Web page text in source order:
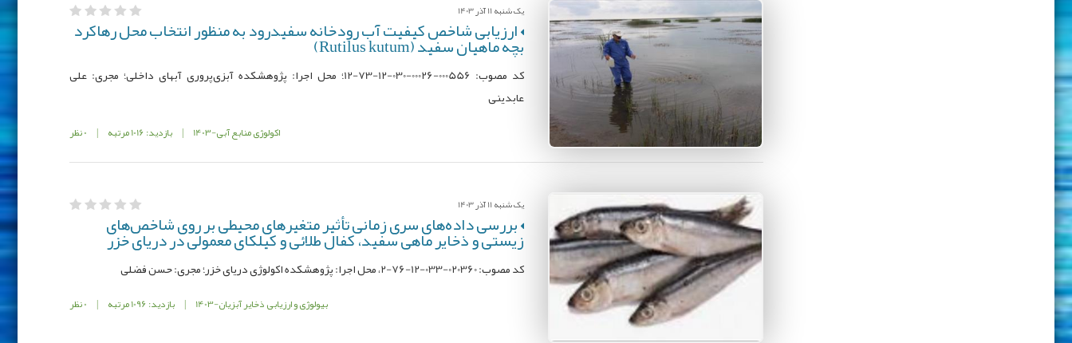
یک شنبه 11 آذر 1403
ارزیابی شاخص کیفیت آب رودخانه سفیدرود به منظور انتخاب محل رهاکرد
بچه ماهیان سفید (Rutilus kutum)
کد مصوب: 000556-00026-030-12-73-12؛ محل اجرا: پژوهشکده آبزی‌پروری آبهای داخلی؛ مجری: علی
عابدینی
اکولوژی منابع آبی-1403 | بازدید: 1016 مرتبه | 0 نظر
یک شنبه 11 آذر 1403
بررسی داده‌های سری زمانی تأثیر متغیرهای محیطی بر روی شاخص‌های
زیستی و ذخایر ماهی سفید، کفال طلائی و کیلکای معمولی در دریای خزر
کد مصوب: 020360-033-12-76-2، محل اجرا: پژوهشکده اکولوژی دریای خزر؛ مجری: حسن فضلی
بیولوژی و ارزیابی ذخایر آبزیان-1403 | بازدید: 1096 مرتبه | 0 نظر